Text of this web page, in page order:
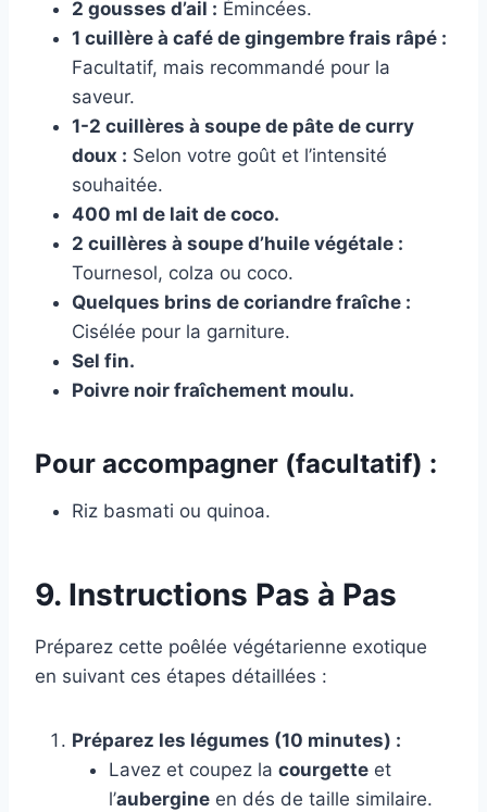
2 gousses d’ail : Émincées.
1 cuillère à café de gingembre frais râpé :
Facultatif, mais recommandé pour la
saveur.
1-2 cuillères à soupe de pâte de curry
doux : Selon votre goût et l’intensité
souhaitée.
400 ml de lait de coco.
2 cuillères à soupe d’huile végétale :
Tournesol, colza ou coco.
Quelques brins de coriandre fraîche :
Cisélée pour la garniture.
Sel fin.
Poivre noir fraîchement moulu.
Pour accompagner (facultatif) :
Riz basmati ou quinoa.
9. Instructions Pas à Pas
Préparez cette poêlée végétarienne exotique
en suivant ces étapes détaillées :
Préparez les légumes (10 minutes) :
Lavez et coupez la courgette et
l’aubergine en dés de taille similaire.